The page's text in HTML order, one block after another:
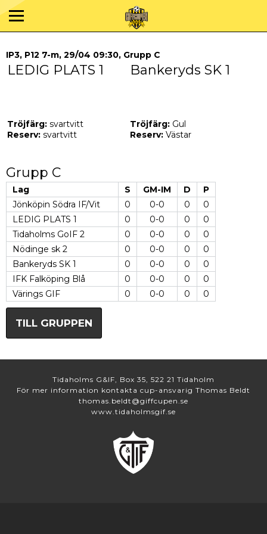
IP3, P12 7-m, 29/04 09:30, Grupp C
LEDIG PLATS 1 Bankeryds SK 1
Tröjfärg: svartvitt
Reserv: svartvitt
Tröjfärg: Gul
Reserv: Västar
Grupp C
Lag S GM-IM D
P
Jönköpin Södra IF/Vit
0 0-0 0
0
LEDIG PLATS 1
0 0-0 0
0
Tidaholms GoIF 2
0 0-0 0
0
Nödinge sk 2
0 0-0 0
0
Bankeryds SK 1
0 0-0 0
0
IFK Falköping Blå
0 0-0 0
0
Värings GIF
0 0-0 0 0
TILL GRUPPEN
Tidaholms G&IF, Box 35, 522 21 Tidaholm
För mer information kontakta cup-ansvarig Thomas Beldt
thomas.beldt@giffcupen.se
www.tidaholmsgif.se